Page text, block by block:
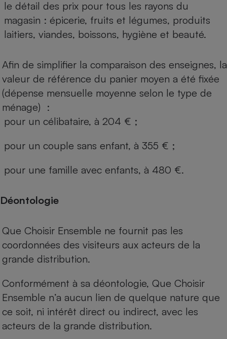
le détail des prix pour tous les rayons du
magasin : épicerie, fruits et légumes, produits
laitiers, viandes, boissons, hygiène et beauté.
Afin de simplifier la comparaison des enseignes, la
valeur de référence du panier moyen a été fixée
(dépense mensuelle moyenne selon le type de
ménage) :
pour un célibataire, à 204 € ;
pour un couple sans enfant, à 355 € ;
pour une famille avec enfants, à 480 €.
Déontologie
Que Choisir Ensemble ne fournit pas les
coordonnées des visiteurs aux acteurs de la
grande distribution.
Conformément à sa déontologie, Que Choisir
Ensemble n’a aucun lien de quelque nature que
ce soit, ni intérêt direct ou indirect, avec les
acteurs de la grande distribution.